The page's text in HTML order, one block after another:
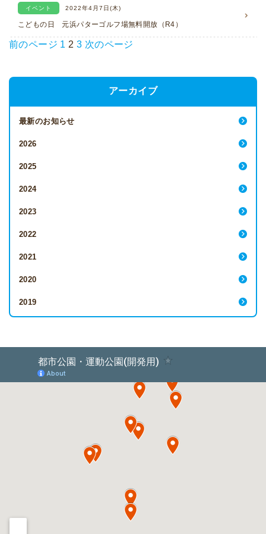
イベント 2022年4月7日(木)
こどもの日 元浜パターゴルフ場無料開放（R4）
前のページ 1 2 3 次のページ
アーカイブ
最新のお知らせ
2026
2025
2024
2023
2022
2021
2020
2019